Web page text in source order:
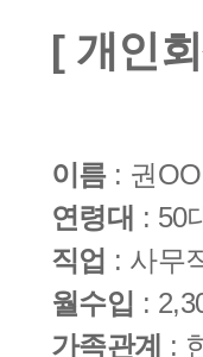
[ 개인
이름 : 권OO
연령대 : 50
직업 : 사무
월수입 :
가족관계 :